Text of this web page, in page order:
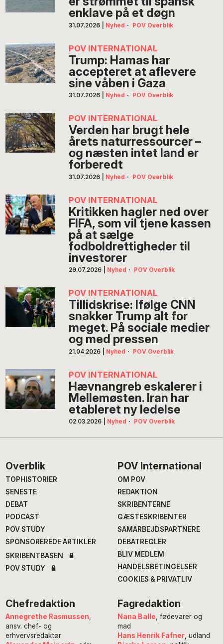
enklave på et døgn
31.07.2026 Nyhed · POV Overblik
POV INTERNATIONAL
Trump: Hamas har
accepteret at aflevere
sine våben i Gaza
31.07.2026 Nyhed · POV Overblik
POV INTERNATIONAL
Verden har brugt hele
årets naturressourcer –
og næsten intet land er
forberedt
31.07.2026 Nyhed · POV Overblik
POV INTERNATIONAL
Kritikken hagler ned over
FIFA, som vil tjene kassen
på at sælge
fodboldrettigheder til
investorer
29.07.2026 Nyhed · POV Overblik
POV INTERNATIONAL
Tillidskrise: Ifølge CNN
snakker Trump alt for
meget. På sociale medier
og med pressen
21.04.2026 Nyhed · POV Overblik
POV INTERNATIONAL
Hævnangreb eskalerer i
Mellemøsten. Iran har
etableret ny ledelse
02.03.2026 Nyhed · POV Overblik
Footer
Overblik
TOPHISTORIER
SENESTE
DEBAT
PODCAST
POV STUDY
SPONSOREREDE ARTIKLER
SKRIBENTBASEN
POV STUDY
POV International
OM POV
REDAKTION
SKRIBENTERNE
GÆSTESKRIBENTER
SAMARBEJDSPARTNERE
DEBATREGLER
BLIV MEDLEM
HANDELSBETINGELSER
COOKIES & PRIVATLIV
Chefredaktion
Annegrethe Rasmussen,
ansv. chef- og
erhvervsredaktør
Fagredaktion
Nana Balle, fødevarer og
mad
Hans Henrik Fafner, udland